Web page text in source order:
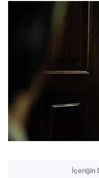
İçeriğin